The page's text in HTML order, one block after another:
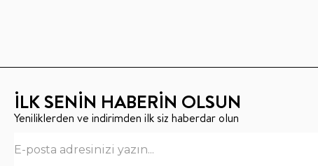
İLK SENİN HABERİN OLSUN
Yeniliklerden ve indirimden ilk siz haberdar olun